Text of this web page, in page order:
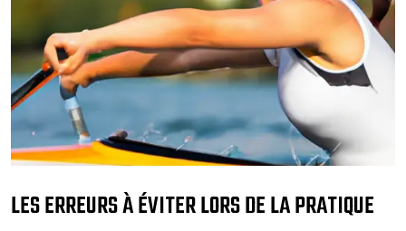
LES ERREURS À ÉVITER LORS DE LA PRATIQUE